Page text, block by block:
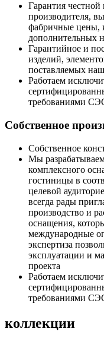
Гарантия
производителя,
фабричные цены,
дополнительных
Гарантийное и
изделий,
поставляемых
Работаем
требованиями
Собственное
Собственное
Мы
комплексного
гостиницы в
целевой
всегда рады
производство и
оснащения,
международные
экспертиза
эксплуатации и
проекта
Работаем
требованиями
коллекции